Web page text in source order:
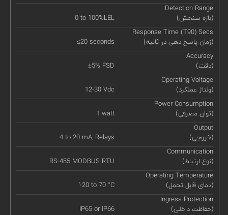
Detection Range
(بازه سنجش)
0 to 100%LEL
Response Time (T90) Secs
(زمان پاسخ دهی در ثانیه)
≤20 seconds
Accuracy
(دقت)
±5% FSD
Operating Voltage
(ولتاژ عملکرد)
12-30 Vdc
Power Consumption
(توان مصرفی)
1 watt
Output
(خروجی)
4 to 20 mA, Relays
Communication
(نوع ارتباط)
RS-485 MODBUS RTU
Operating Temperature
(دمای قابل تحمل)
'-20 to 70 °C
Ingress Protection
(حفاظت داخلی)
IP65 or IP66